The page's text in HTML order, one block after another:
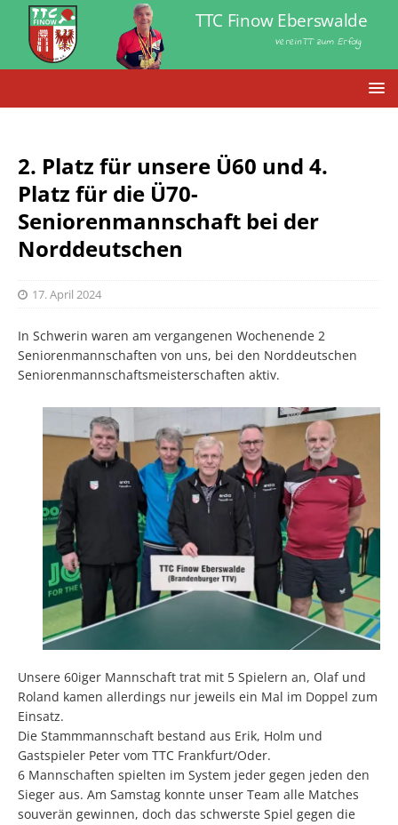
VereinTT zum Erfolg
TTC Finow Eberswalde
2. Platz für unsere Ü60 und 4.
Platz für die Ü70-
Seniorenmannschaft bei der
Norddeutschen
17. April 2024
In Schwerin waren am vergangenen Wochenende 2
Seniorenmannschaften von uns, bei den Norddeutschen
Seniorenmannschaftsmeisterschaften aktiv.
Unsere 60iger Mannschaft trat mit 5 Spielern an, Olaf und
Roland kamen allerdings nur jeweils ein Mal im Doppel zum
Einsatz.
Die Stammmannschaft bestand aus Erik, Holm und
Gastspieler Peter vom TTC Frankfurt/Oder.
6 Mannschaften spielten im System jeder gegen jeden den
Sieger aus. Am Samstag konnte unser Team alle Matches
souverän gewinnen, doch das schwerste Spiel gegen die